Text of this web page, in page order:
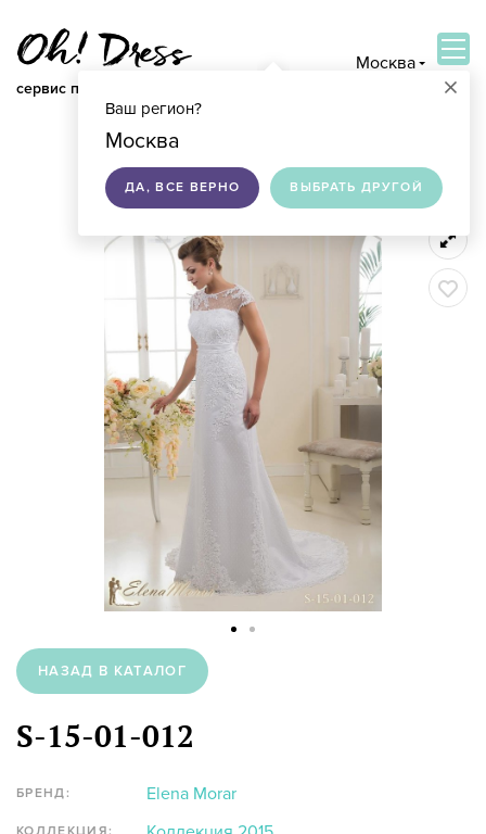
сервис по подбору свадебных платьев
Москва
×
Ваш регион?
Москва
ДА, ВСЕ ВЕРНО ВЫБРАТЬ ДРУГОЙ
НАЗАД В КАТАЛОГ
S-15-01-012
БРЕНД: Elena Morar